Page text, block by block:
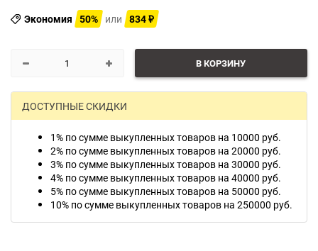
Экономия 50% или 834 ₽
В КОРЗИНУ
ДОСТУПНЫЕ СКИДКИ
1% по сумме выкупленных товаров на 10000 руб.
2% по сумме выкупленных товаров на 20000 руб.
3% по сумме выкупленных товаров на 30000 руб.
4% по сумме выкупленных товаров на 40000 руб.
5% по сумме выкупленных товаров на 50000 руб.
10% по сумме выкупленных товаров на 250000 руб.